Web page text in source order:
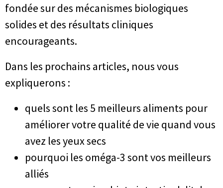
fondée sur des mécanismes biologiques
solides et des résultats cliniques
encourageants.
Dans les prochains articles, nous vous
expliquerons :
quels sont les 5 meilleurs aliments pour
améliorer votre qualité de vie quand vous
avez les yeux secs
pourquoi les oméga-3 sont vos meilleurs
alliés